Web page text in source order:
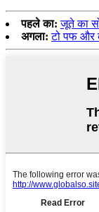
पहले का: जूते का
अगला: टो पफ और